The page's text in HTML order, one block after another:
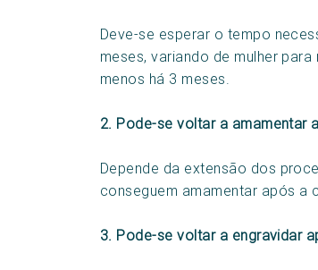
Deve-se esperar o tempo
meses, variando de mulher
menos há 3 meses.
2. Pode-se voltar a amamentar
Depende da extensão dos
conseguem amamentar após a
3. Pode-se voltar a engravidar